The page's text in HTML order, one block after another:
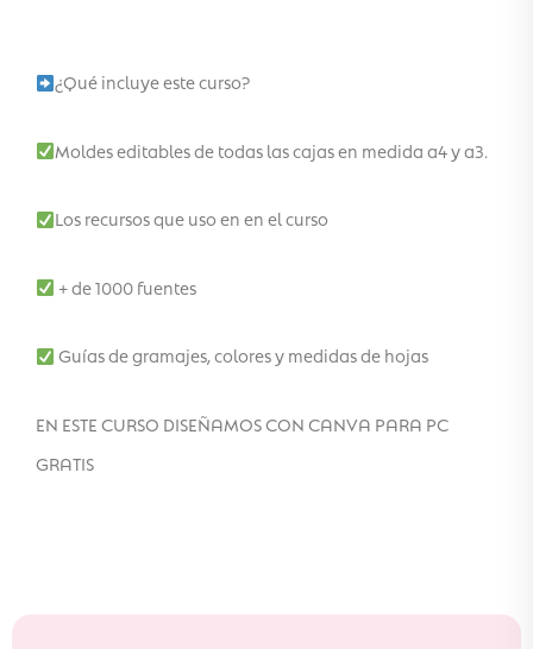
¿Qué incluye este curso?
Moldes editables de todas las cajas en medida a4 y a3.
Los recursos que uso en en el curso
+ de 1000 fuentes
Guías de gramajes, colores y medidas de hojas
EN ESTE CURSO DISEÑAMOS CON CANVA PARA PC
GRATIS